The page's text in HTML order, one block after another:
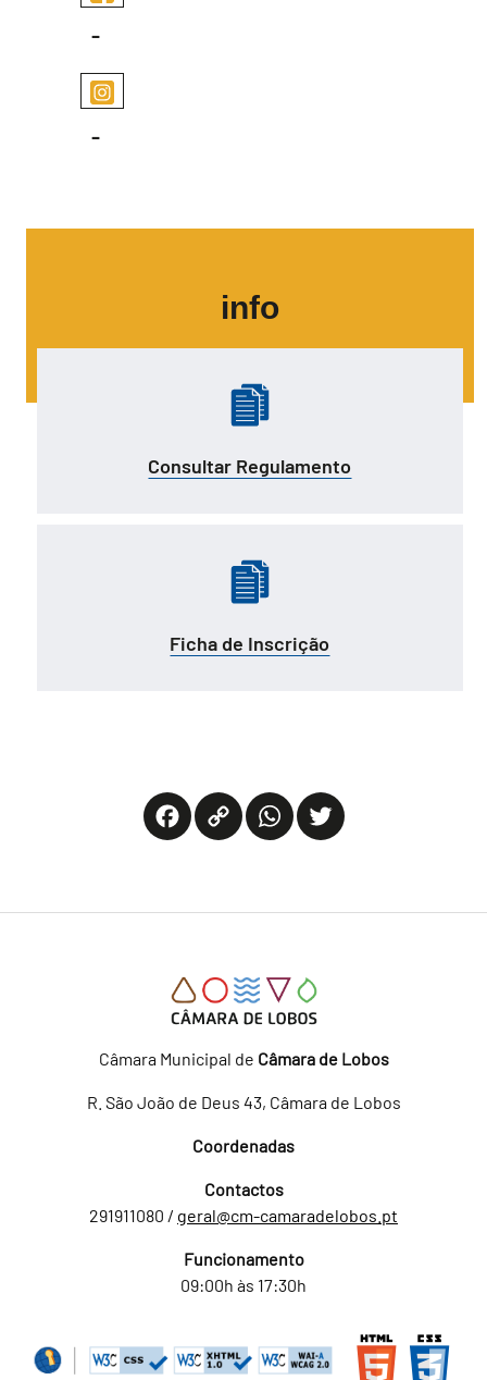
-
-
info
Consultar Regulamento
Ficha de Inscrição
Facebook
Copy
WhatsApp
Câmara Municipal de Câmara de Lobos
R. São João de Deus 43, Câmara de Lobos
Coordenadas
Contactos
291911080 / geral@cm-camaradelobos.pt
Funcionamento
09:00h às 17:30h